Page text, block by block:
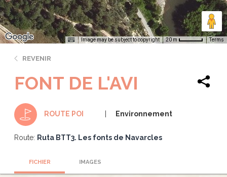
Image may be subject to copyright 20 m Terms
REVENIR
FONT DE L'AVI
ROUTE POI Environnement
Route: Ruta BTT3. Les fonts de Navarcles
FICHIER IMAGES